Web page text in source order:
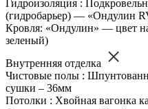
Гидроизоляция :
(гидробарьер) — «Ондулин
Кровля: «Ондулин» — цвет
зеленый)
Внутренняя отделка
Чистовые полы :
сушки – 36мм
Потолки : Хвойная вагонка